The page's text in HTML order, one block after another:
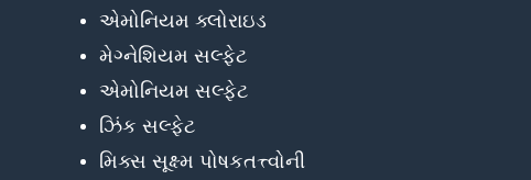
એમોનિયમ ક્લોરાઇડ
મેગ્નેશિયમ સલ્ફેટ
એમોનિયમ સલ્ફેટ
ઝિંક સલ્ફેટ
મિક્સ સૂક્ષ્મ પોષકતત્ત્વોની